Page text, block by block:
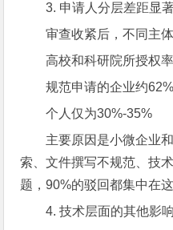
3. 申请人分层差距显
审查收紧后，不同主
高校和科研院所授权
规范申请的企业约
个人仅为30%-35%
主要原因是小微企业
索、文件撰写不规范、技
题，90%的驳回都集中在这
4. 技术层面的其他影